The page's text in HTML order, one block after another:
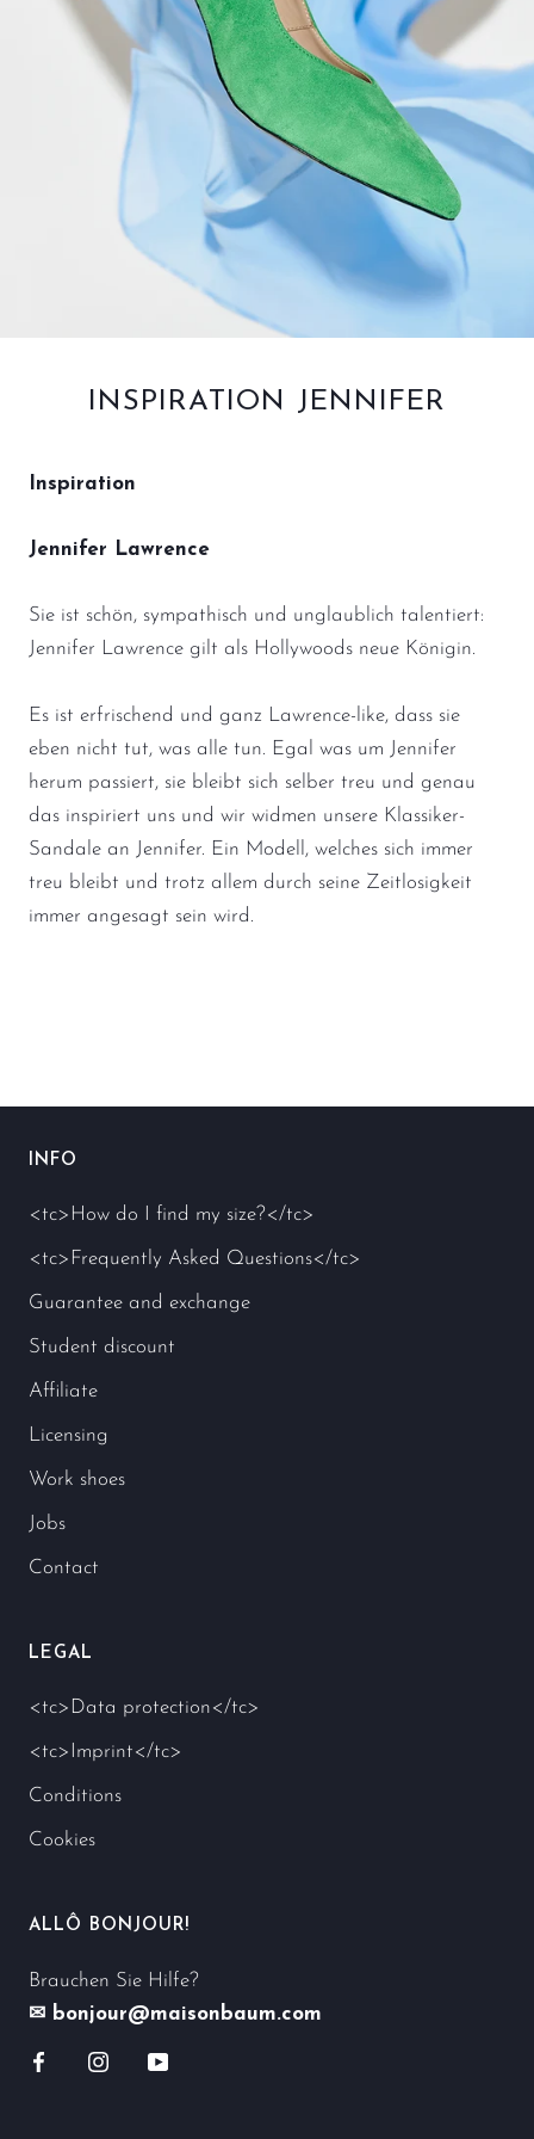
INSPIRATION JENNIFER
Inspiration
Jennifer Lawrence
Sie ist schön, sympathisch und unglaublich talentiert:
Jennifer Lawrence gilt als Hollywoods neue Königin.
Es ist erfrischend und ganz Lawrence-like, dass sie
eben nicht tut, was alle tun. Egal was um Jennifer
herum passiert, sie bleibt sich selber treu und genau
das inspiriert uns und wir widmen unsere Klassiker-
Sandale an Jennifer. Ein Modell, welches sich immer
treu bleibt und trotz allem durch seine Zeitlosigkeit
immer angesagt sein wird.
INFO
<tc>How do I find my size?</tc>
<tc>Frequently Asked Questions</tc>
Guarantee and exchange
Student discount
Affiliate
Licensing
Work shoes
Jobs
Contact
LEGAL
<tc>Data protection</tc>
<tc>Imprint</tc>
Conditions
Cookies
ALLÔ BONJOUR!
Brauchen Sie Hilfe?
✉ bonjour@maisonbaum.com